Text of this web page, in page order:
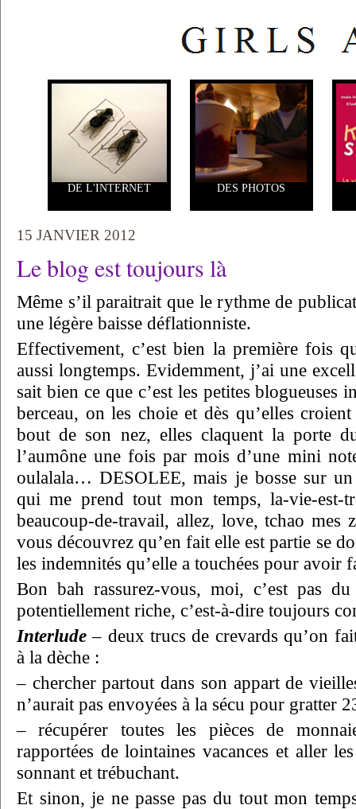
DE L'INTERNET DES PHOTOS
15 JANVIER 2012
Le blog est toujours là
Même s’il paraitrait que le rythme de
une légère baisse déflationniste.
Effectivement, c’est bien la première fois
aussi longtemps. Evidemment, j’ai une
sait bien ce que c’est les petites blogueuses
berceau, on les choie et dès qu’elles
bout de son nez, elles claquent la porte
l’aumône une fois par mois d’une mini
oulalala… DESOLEE, mais je bosse sur
qui me prend tout mon temps, la-vie-est-
beaucoup-de-travail, allez, love, tchao mes
vous découvrez qu’en fait elle est partie se
les indemnités qu’elle a touchées pour avoir
Bon bah rassurez-vous, moi, c’est pas
potentiellement riche, c’est-à-dire toujours
Interlude – deux trucs de crevards qu’on
à la dèche :
– chercher partout dans son appart de
n’aurait pas envoyées à la sécu pour gratter
– récupérer toutes les pièces de
rapportées de lointaines vacances et aller
sonnant et trébuchant.
Et sinon, je ne passe pas du tout mon